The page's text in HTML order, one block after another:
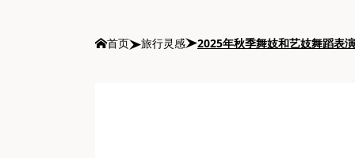
首页 旅行灵感 2025年秋季舞妓和艺妓舞蹈表演